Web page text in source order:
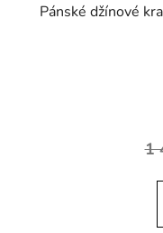
Pánské džínové
1